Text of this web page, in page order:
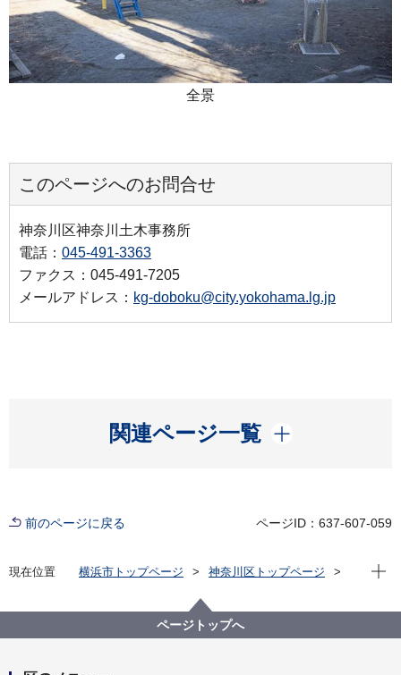
全景
このページへのお問合せ
神奈川区神奈川土木事務所
電話： 045-491-3363
ファクス：045-491-7205
メールアドレス： kg-doboku@city.yokohama.lg.jp
関連ページ一覧
開く
前のページに戻る ページID：637-607-059
現在位置 横浜市トップページ
神奈川区トップページ
赤坂公園（あかさかこうえん）
現在
ページトップへ